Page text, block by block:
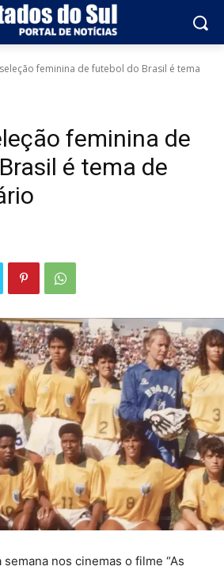
feminina de futebol do Brasil é tema
feminina de
é tema de
nos cinemas o filme “As